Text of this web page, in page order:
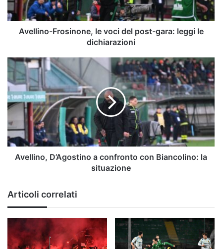
leggi
le
dichiarazioni
Avellino-Frosinone, le voci del post-gara: leggi le
dichiarazioni
Avellino,
D’Agostino
a
confronto
con
Biancolino:
la
situazione
Avellino, D’Agostino a confronto con Biancolino: la
situazione
Articoli correlati